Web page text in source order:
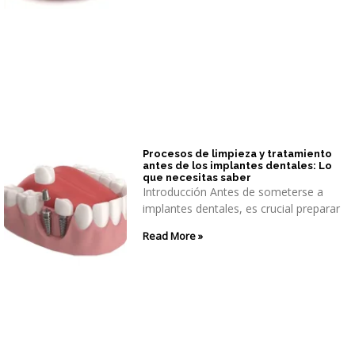
Procesos de limpieza y tratamiento
antes de los implantes dentales: Lo
que necesitas saber
Introducción Antes de someterse a
implantes dentales, es crucial preparar
Read More »